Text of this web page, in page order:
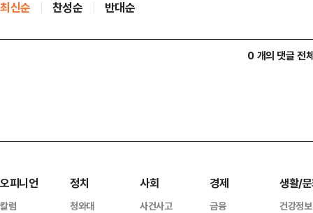
최신순 찬성순 반대순
0 개의 댓글 전
오피니언
칼럼
정치
청와대
사회
사건사고
경제
금융
생활/
건강정보